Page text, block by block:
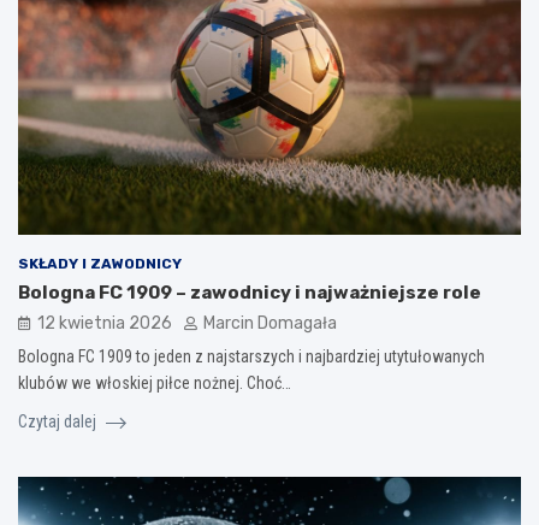
SKŁADY I ZAWODNICY
Bologna FC 1909 – zawodnicy i najważniejsze role
12 kwietnia 2026 Marcin Domagała
Bologna FC 1909 to jeden z najstarszych i najbardziej utytułowanych
klubów we włoskiej piłce nożnej. Choć…
Czytaj dalej